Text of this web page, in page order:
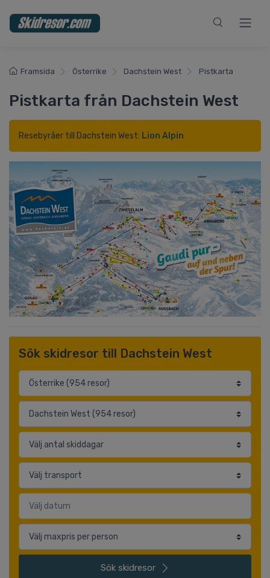
Framsida Österrike Dachstein West Pistkarta
Pistkarta från Dachstein West
Resebyråer till Dachstein West: Lion Alpin
Sök skidresor till Dachstein West
Sök skidresor